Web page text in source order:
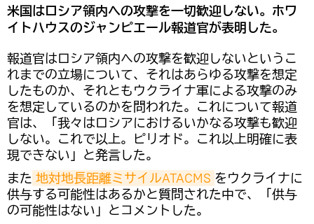
米国はロシア領内への攻撃を一切歓迎しない。ホワ
イトハウスのジャンピエール報道官が表明した。
報道官はロシア領内への攻撃を歓迎しないというこ
れまでの立場について、それはあらゆる攻撃を想定
したものか、それともウクライナ軍による攻撃のみ
を想定しているのかを問われた。これについて報道
官は、「我々はロシアにおけるいかなる攻撃も歓迎
しない。これで以上。ピリオド。これ以上明確に表
現できない」と発言した。
また 地対地長距離ミサイルATACMS をウクライナに
供与する可能性はあるかと質問された中で、「供与
の可能性はない」とコメントした。